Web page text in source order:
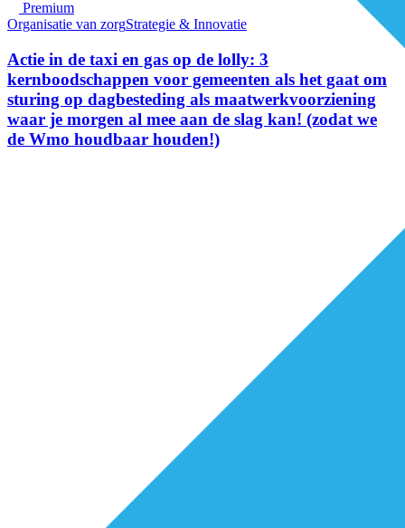
Premium
Organisatie van zorgStrategie & Innovatie
Actie in de taxi en gas op de lolly: 3
kernboodschappen voor gemeenten als het gaat om
sturing op dagbesteding als maatwerkvoorziening
waar je morgen al mee aan de slag kan! (zodat we
de Wmo houdbaar houden!)